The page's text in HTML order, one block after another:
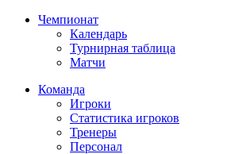
Чемпионат
Календарь
Турнирная таблица
Матчи
Команда
Игроки
Статистика игроков
Тренеры
Персонал